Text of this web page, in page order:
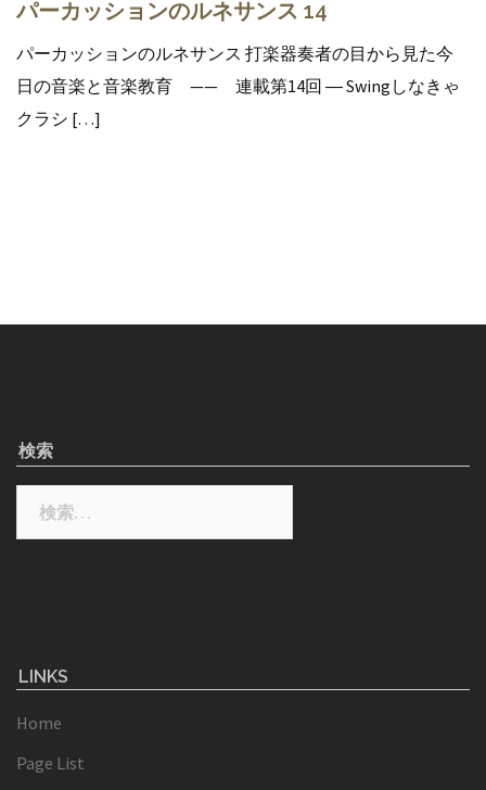
パーカッションのルネサンス 14
パーカッションのルネサンス 打楽器奏者の目から見た今
日の音楽と音楽教育 —— 連載第14回 ― Swingしなきゃ
クラシ […]
検索
LINKS
Home
Page List